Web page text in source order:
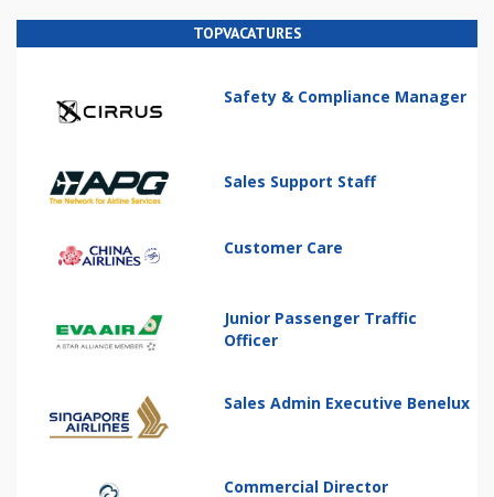
TOPVACATURES
Safety & Compliance Manager
Sales Support Staff
Customer Care
Junior Passenger Traffic
Officer
Sales Admin Executive Benelux
Commercial Director